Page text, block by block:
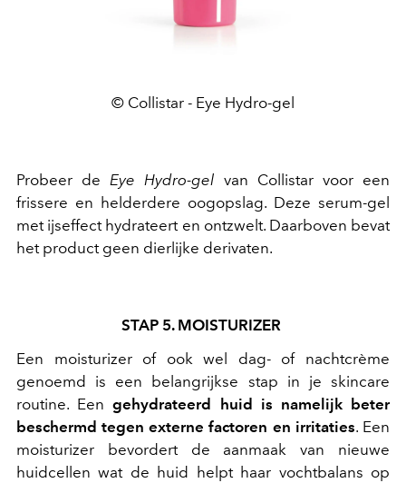
© Collistar - Eye Hydro-gel
Probeer de Eye Hydro-gel van Collistar voor een
frissere en helderdere oogopslag. Deze serum-gel
met ijseffect hydrateert en ontzwelt. Daarboven bevat
het product geen dierlijke derivaten.
STAP 5. MOISTURIZER
Een moisturizer of ook wel dag- of nachtcrème
genoemd is een belangrijkse stap in je skincare
routine. Eengehydrateerd huid is namelijk beter
beschermd tegen externe factoren en irritaties. Een
moisturizer bevordert de aanmaak van nieuwe
huidcellen wat de huid helpt haar vochtbalans op